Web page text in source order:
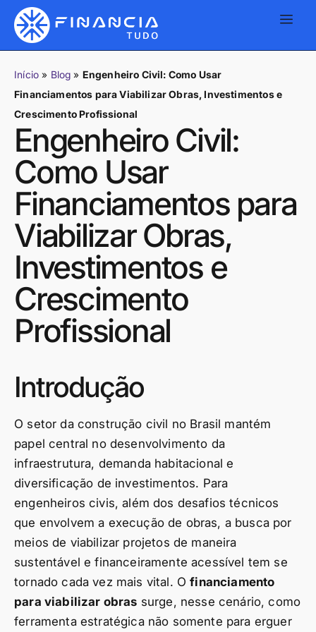
Início » Blog » Engenheiro Civil: Como Usar
Financiamentos para Viabilizar Obras, Investimentos e
Crescimento Profissional
Engenheiro Civil:
Como Usar
Financiamentos para
Viabilizar Obras,
Investimentos e
Crescimento
Profissional
Introdução
O setor da construção civil no Brasil mantém
papel central no desenvolvimento da
infraestrutura, demanda habitacional e
diversificação de investimentos. Para
engenheiros civis, além dos desafios técnicos
que envolvem a execução de obras, a busca por
meios de viabilizar projetos de maneira
sustentável e financeiramente acessível tem se
tornado cada vez mais vital. Ofinanciamento
para viabilizar obras surge, nesse cenário, como
ferramenta estratégica não somente para erguer